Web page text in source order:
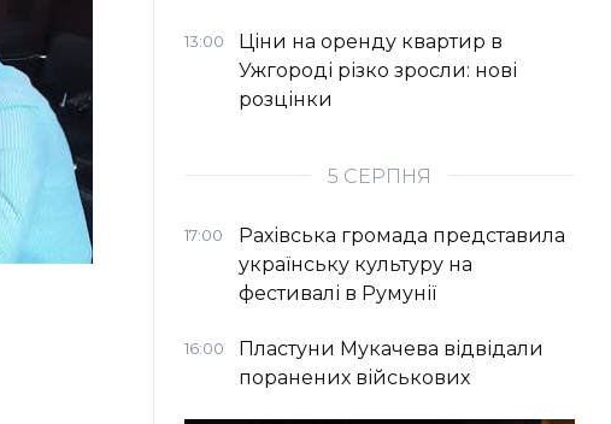
13:00
Ціни на оренду квартир в
Ужгороді різко зросли: нові
розцінки
5 СЕРПНЯ
17:00
Рахівська громада представила
українську культуру на
фестивалі в Румунії
16:00
Пластуни Мукачева відвідали
поранених військових